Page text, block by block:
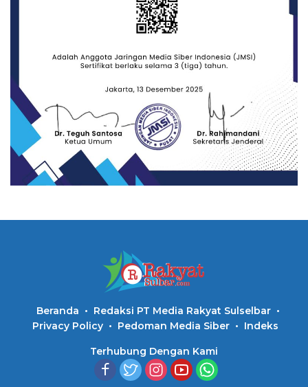
Beranda
Redaksi PT Media Rakyat Sulselbar
Privacy Policy
Pedoman Media Siber Indeks
Terhubung Dengan Kami